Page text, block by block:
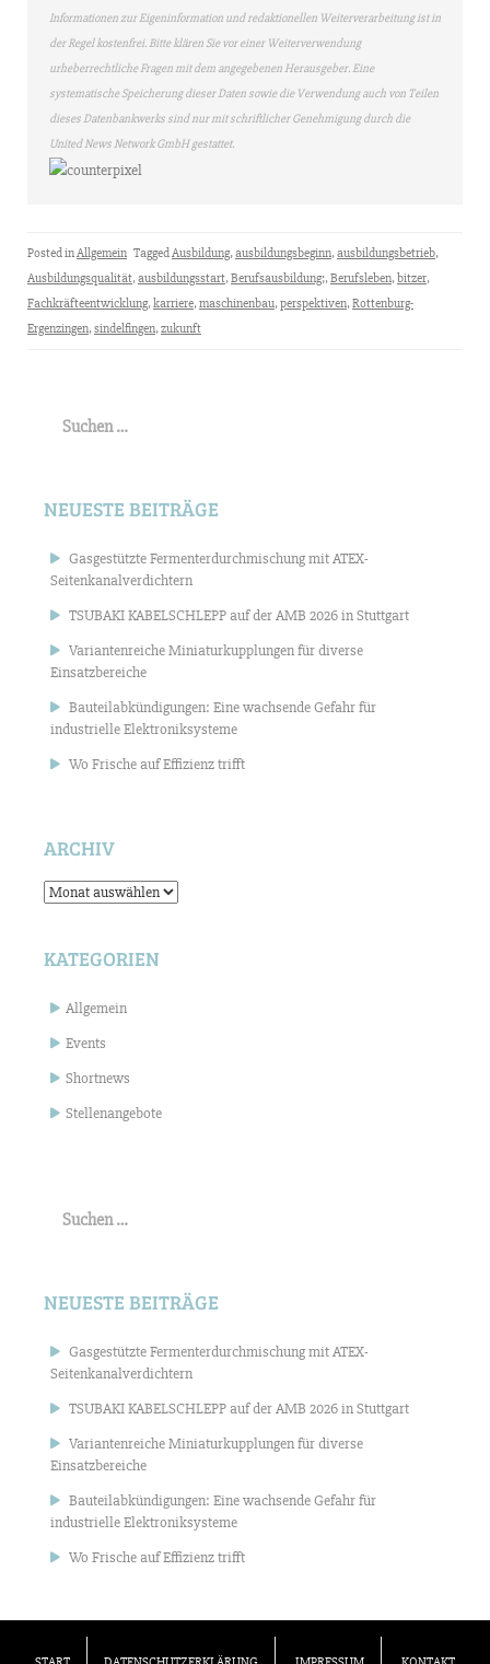
Informationen zur Eigeninformation und redaktionellen Weiterverarbeitung ist in
der Regel kostenfrei. Bitte klären Sie vor einer Weiterverwendung
urheberrechtliche Fragen mit dem angegebenen Herausgeber. Eine
systematische Speicherung dieser Daten sowie die Verwendung auch von Teilen
dieses Datenbankwerks sind nur mit schriftlicher Genehmigung durch die
United News Network GmbH gestattet.
Posted inAllgemein TaggedAusbildung,ausbildungsbeginn,ausbildungsbetrieb,
Ausbildungsqualität,ausbildungsstart,Berufsausbildung;,Berufsleben,bitzer,
Fachkräfteentwicklung,karriere,maschinenbau,perspektiven,Rottenburg-
Ergenzingen,sindelfingen,zukunft
nach:
NEUESTE BEITRÄGE
Gasgestützte Fermenterdurchmischung mit ATEX-
Seitenkanalverdichtern
TSUBAKI KABELSCHLEPP auf der AMB 2026 in Stuttgart
Variantenreiche Miniaturkupplungen für diverse
Einsatzbereiche
Bauteilabkündigungen: Eine wachsende Gefahr für
industrielle Elektroniksysteme
Wo Frische auf Effizienz trifft
ARCHIV
Archiv
KATEGORIEN
Allgemein
Events
Shortnews
Stellenangebote
nach:
NEUESTE BEITRÄGE
Gasgestützte Fermenterdurchmischung mit ATEX-
Seitenkanalverdichtern
TSUBAKI KABELSCHLEPP auf der AMB 2026 in Stuttgart
Variantenreiche Miniaturkupplungen für diverse
Einsatzbereiche
Bauteilabkündigungen: Eine wachsende Gefahr für
industrielle Elektroniksysteme
Wo Frische auf Effizienz trifft